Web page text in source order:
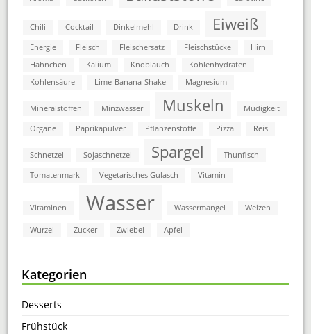
Chili Cocktail Dinkelmehl Drink Eiweiß
Energie Fleisch Fleischersatz Fleischstücke
Hirn
Hähnchen
Kalium Knoblauch
Kohlenhydraten
Kohlensäure
Lime-Banana-Shake Magnesium
Mineralstoffen Minzwasser Muskeln Müdigkeit
Organe Paprikapulver Pflanzenstoffe Pizza Reis
Schnetzel Sojaschnetzel Spargel Thunfisch
Tomatenmark Vegetarisches Gulasch Vitamin
Vitaminen Wasser Wassermangel Weizen
Wurzel Zucker Zwiebel Äpfel
Kategorien
Desserts
Frühstück